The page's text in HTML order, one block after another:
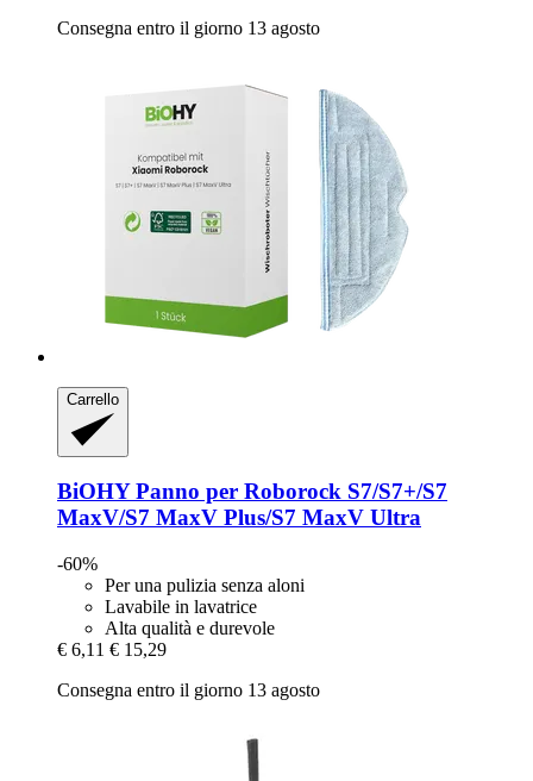
Consegna entro il giorno 13 agosto
Carrello
BiOHYPanno per Roborock S7/S7+/S7
MaxV/S7 MaxV Plus/S7 MaxV Ultra
-60%
Per una pulizia senza aloni
Lavabile in lavatrice
Alta qualità e durevole
€ 6,11 € 15,29
Consegna entro il giorno 13 agosto